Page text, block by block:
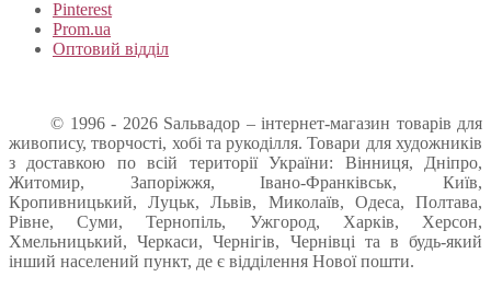
Pinterest
Prom.ua
Оптовий відділ
© 1996 - 2026 Sальвадор – інтернет-магазин товарів для
живопису, творчості, хобі та рукоділля. Товари для художників
з доставкою по всій території України: Вінниця, Дніпро,
Житомир, Запоріжжя, Івано-Франківськ, Київ,
Кропивницький, Луцьк, Львів, Миколаїв, Одеса, Полтава,
Рівне, Суми, Тернопіль, Ужгород, Харків, Херсон,
Хмельницький, Черкаси, Чернігів, Чернівці та в будь-який
інший населений пункт, де є відділення Нової пошти.